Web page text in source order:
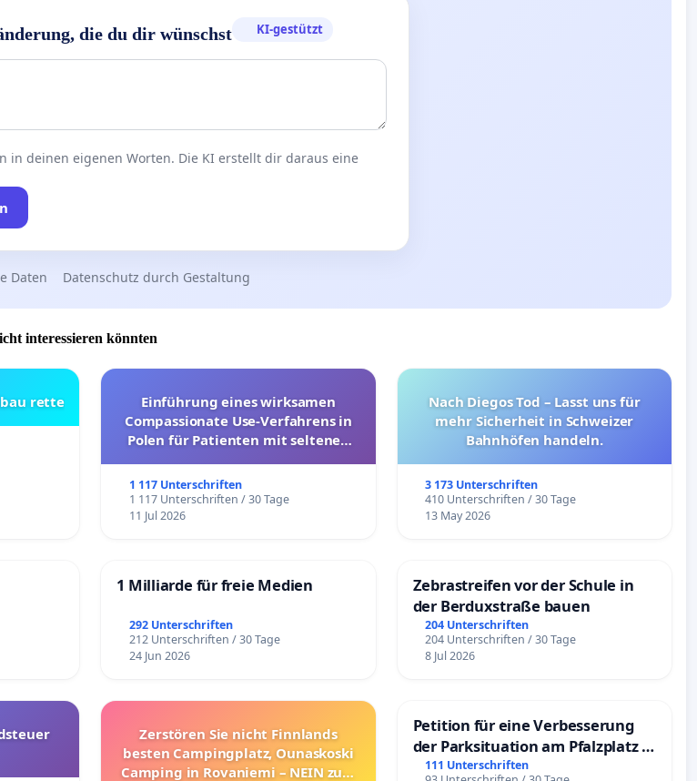
die du dir wünschst KI-gestützt
in deinen eigenen Worten. Die KI erstellt dir daraus eine
Daten Datenschutz durch Gestaltung
interessieren könnten
rette
Einführung eines wirksamen
Compassionate Use-Verfahrens in
Polen für Patienten mit seltenen
1 117 Unterschriften
1 117 Unterschriften / 30 Tage
11 Jul 2026
Nach Diegos Tod – Lasst uns für
mehr Sicherheit in Schweizer
Bahnhöfen handeln.
3 173 Unterschriften
410 Unterschriften / 30 Tage
13 May 2026
1 Milliarde für freie Medien
292 Unterschriften
212 Unterschriften / 30 Tage
24 Jun 2026
Zebrastreifen vor der Schule in
der Berduxstraße bauen
204 Unterschriften
204 Unterschriften / 30 Tage
8 Jul 2026
Zerstören Sie nicht Finnlands
besten Campingplatz, Ounaskoski
Camping in Rovaniemi – NEIN zum
Petition für eine Verbesserung
der Parksituation am Pfalzplatz in
Mannheim
111 Unterschriften